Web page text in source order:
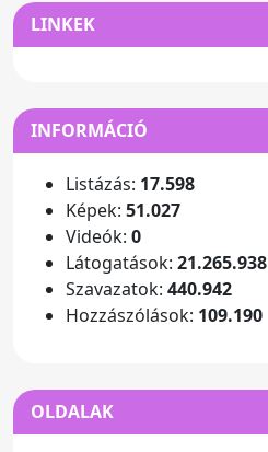
LINKEK
INFORMÁCIÓ
Listázás: 17.598
Képek: 51.027
Videók: 0
Látogatások: 21.265.938
Szavazatok: 440.942
Hozzászólások: 109.190
OLDALAK